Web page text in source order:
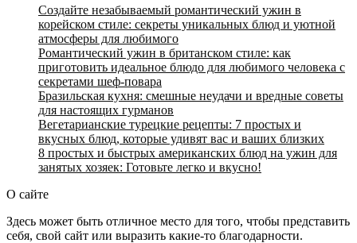
Создайте незабываемый романтический ужин в
корейском стиле: секреты уникальных блюд и уютной
атмосферы для любимого
Романтический ужин в британском стиле: как
приготовить идеальное блюдо для любимого человека с
секретами шеф-повара
Бразильская кухня: смешные неудачи и вредные советы
для настоящих гурманов
Вегетарианские турецкие рецепты: 7 простых и
вкусных блюд, которые удивят вас и ваших близких
8 простых и быстрых американских блюд на ужин для
занятых хозяек: Готовьте легко и вкусно!
О сайте
Здесь может быть отличное место для того, чтобы представить
себя, свой сайт или выразить какие-то благодарности.